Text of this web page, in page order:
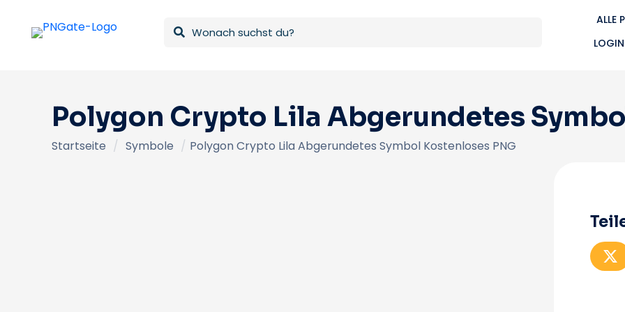
ALLE
LOGIN
Polygon Crypto Lila Abgerundetes
Startseite / Symbole / Polygon Crypto Lila Abgerundetes Symbol Kostenloses PNG
i